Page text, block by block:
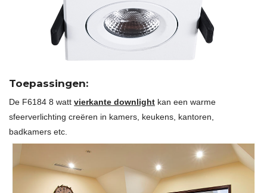
Toepassingen:
De F6184 8 watt vierkante downlight kan een warme
sfeerverlichting creëren in kamers, keukens, kantoren,
badkamers etc.